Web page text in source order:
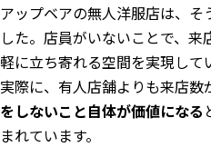
アップベアの無人洋服店は、
した。店員がいないことで、
軽に立ち寄れる空間を実現して
実際に、有人店舗よりも来店数
をしないこと自体が価値になる
まれています。